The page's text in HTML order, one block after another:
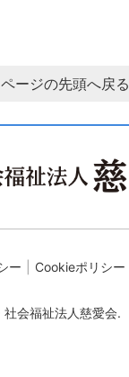
ページの先頭へ戻る
ー Cookieポリシー
会福祉法人慈愛会.